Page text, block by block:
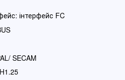
інтерфейс FC
SECAM